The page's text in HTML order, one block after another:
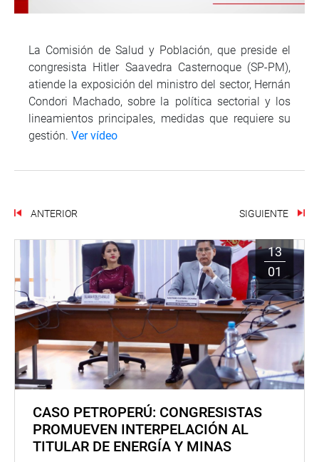
La Comisión de Salud y Población, que preside el
congresista Hitler Saavedra Casternoque (SP-PM),
atiende la exposición del ministro del sector, Hernán
Condori Machado, sobre la política sectorial y los
lineamientos principales, medidas que requiere su
gestión. Ver vídeo
ANTERIOR SIGUIENTE
13
01
CASO PETROPERÚ: CONGRESISTAS
PROMUEVEN INTERPELACIÓN AL
TITULAR DE ENERGÍA Y MINAS